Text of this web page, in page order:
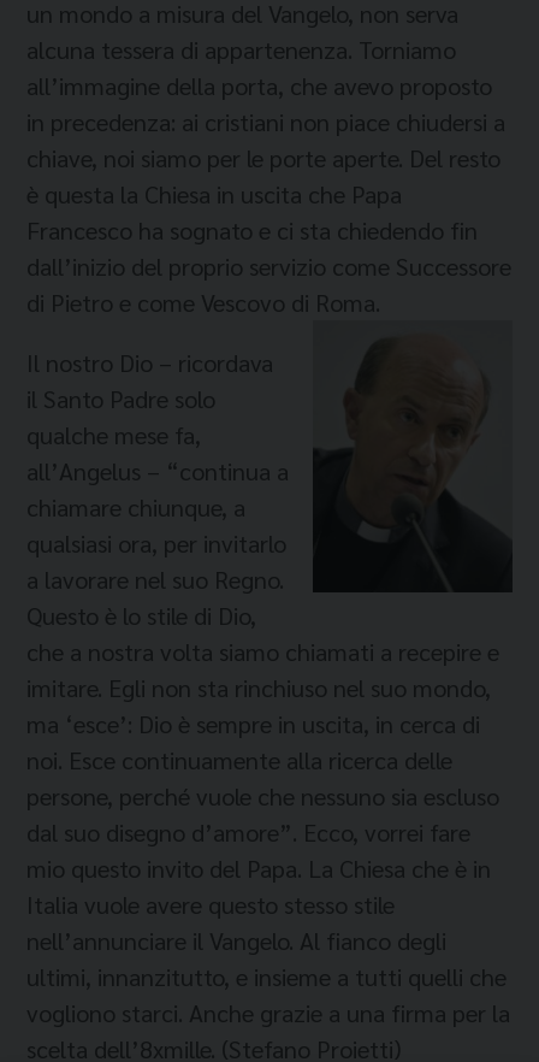
un mondo a misura del Vangelo, non serva
alcuna tessera di appartenenza. Torniamo
all’immagine della porta, che avevo proposto
in precedenza: ai cristiani non piace chiudersi a
chiave, noi siamo per le porte aperte. Del resto
è questa la Chiesa in uscita che Papa
Francesco ha sognato e ci sta chiedendo fin
dall’inizio del proprio servizio come Successore
di Pietro e come Vescovo di Roma.
Il nostro Dio – ricordava
il Santo Padre solo
qualche mese fa,
all’Angelus – “continua a
chiamare chiunque, a
qualsiasi ora, per invitarlo
a lavorare nel suo Regno.
Questo è lo stile di Dio,
che a nostra volta siamo chiamati a recepire e
imitare. Egli non sta rinchiuso nel suo mondo,
ma ‘esce’: Dio è sempre in uscita, in cerca di
noi. Esce continuamente alla ricerca delle
persone, perché vuole che nessuno sia escluso
dal suo disegno d’amore”. Ecco, vorrei fare
mio questo invito del Papa. La Chiesa che è in
Italia vuole avere questo stesso stile
nell’annunciare il Vangelo. Al fianco degli
ultimi, innanzitutto, e insieme a tutti quelli che
vogliono starci. Anche grazie a una firma per la
scelta dell’8xmille. (Stefano Proietti)